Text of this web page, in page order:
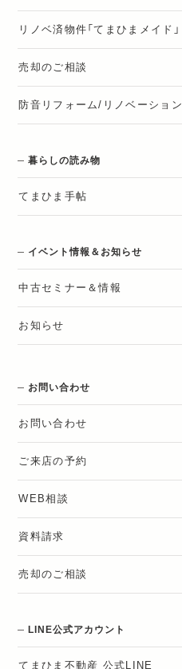
リノベ済物件「てまひまメイド」
売却のご相談
防音リフォーム/リノベーション
暮らしの読み物
てまひま手帖
イベント情報＆お知らせ
中古セミナー＆情報
お知らせ
お問い合わせ
お問い合わせ
ご来店の予約
WEB相談
資料請求
売却のご相談
LINE公式アカウント
てまひま不動産 公式LINE